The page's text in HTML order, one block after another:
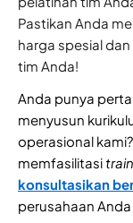
Pastikan Anda
harga spesial
tim Anda!
Anda punya
menyusun
operasional
memfasilitasi
konsultasikan
perusahaan Anda